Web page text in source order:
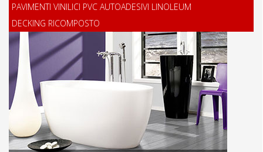
PAVIMENTI VINILICI PVC AUTOADESIVI LINOLEUM
DECKING RICOMPOSTO